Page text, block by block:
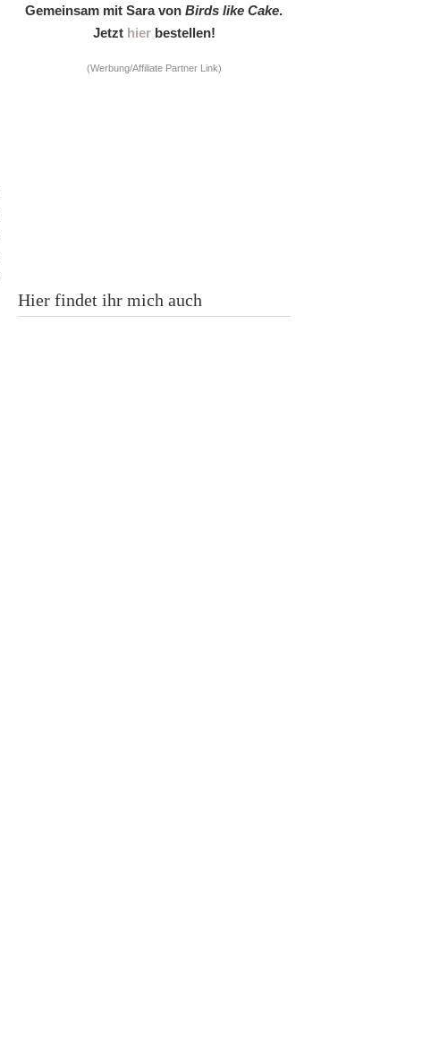
Gemeinsam mit Sara vonBirds like Cake.
Jetzt hierbestellen!
(Werbung/Affiliate Partner Link)
Hier findet ihr mich auch